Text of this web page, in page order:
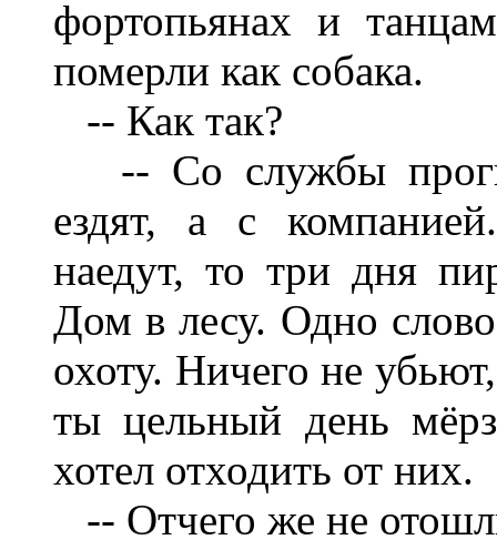
фортопьянах и
померли как собака.
-- Как так?
-- Со службы
ездят, а с
наедут, то три дня
Дом в лесу. Одно
охоту. Ничего не
ты цельный день
хотел отходить от них.
-- Отчего же не